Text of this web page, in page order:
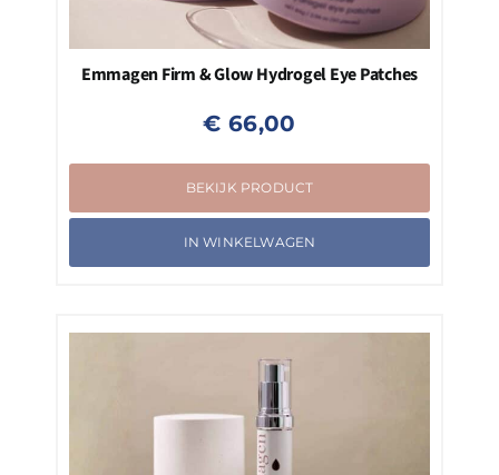
Emmagen Firm & Glow Hydrogel Eye Patches
€ 66,00
BEKIJK PRODUCT
IN WINKELWAGEN